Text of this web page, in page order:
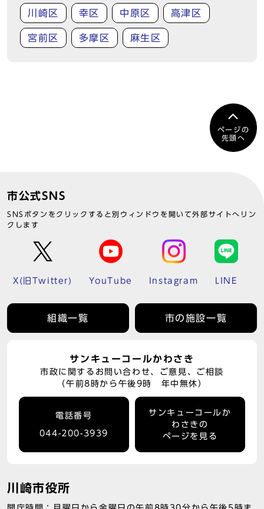
川崎区 幸区 中原区 高津区
宮前区 多摩区 麻生区
ページの
先頭へ
市公式SNS
SNSボタンをクリックすると別ウィンドウを開いて外部サイトへリン
クします
X(旧Twitter) YouTube Instagram LINE
組織一覧 市の施設一覧
サンキューコールかわさき
市政に関するお問い合わせ、ご意見、ご相談
（午前8時から午後9時 年中無休）
電話番号
044-200-3939
サンキューコールか
わさきの
ページを見る
川崎市役所